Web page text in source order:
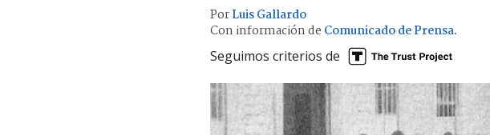
PorLuis Gallardo
Con información de Comunicado de Prensa.
Seguimos criterios de